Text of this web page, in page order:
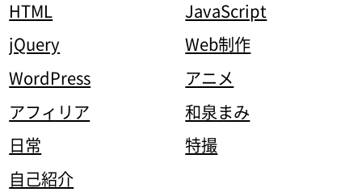
HTML
JavaScript
jQuery
Web制作
WordPress
アニメ
アフィリア
和泉まみ
日常
特撮
自己紹介